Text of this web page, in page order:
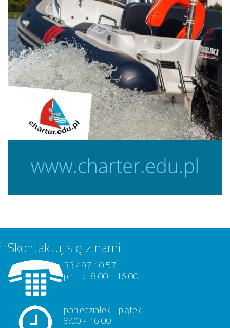
Skontaktuj się z nami
33 497 10 57
pn - pt 8:00 - 16:00
poniedziałek - piątek
8:00 - 16:00